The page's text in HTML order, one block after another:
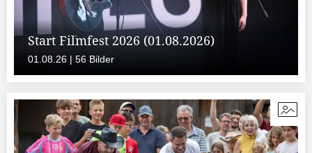
Start Filmfest 2026 (01.08.2026)
01.08.26 | 56 Bilder